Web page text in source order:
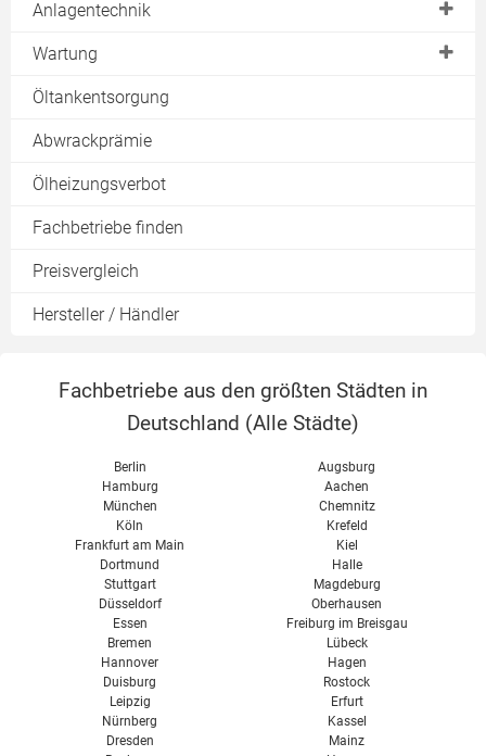
Anlagentechnik
Funktionsweise
Ölbrenner
Wartung
Wartungsvertrag
Öltankentsorgung
Abwrackprämie
Ölheizungsverbot
Fachbetriebe finden
Preisvergleich
Hersteller / Händler
Fachbetriebe aus den größten Städten in
Deutschland (Alle Städte)
Berlin
Hamburg
München
Köln
Frankfurt am Main
Dortmund
Stuttgart
Düsseldorf
Essen
Bremen
Hannover
Duisburg
Leipzig
Nürnberg
Dresden
Augsburg
Aachen
Chemnitz
Krefeld
Kiel
Halle
Magdeburg
Oberhausen
Freiburg im Breisgau
Lübeck
Hagen
Rostock
Erfurt
Kassel
Mainz